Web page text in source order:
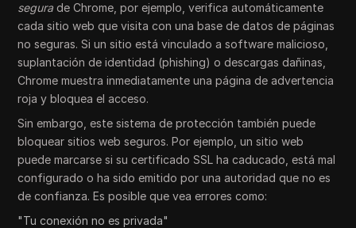
segura de Chrome, por ejemplo, verifica automáticamente
cada sitio web que visita con una base de datos de páginas
no seguras. Si un sitio está vinculado a software malicioso,
suplantación de identidad (phishing) o descargas dañinas,
Chrome muestra inmediatamente una página de advertencia
roja y bloquea el acceso.
Sin embargo, este sistema de protección también puede
bloquear sitios web seguros. Por ejemplo, un sitio web
puede marcarse si su certificado SSL ha caducado, está mal
configurado o ha sido emitido por una autoridad que no es
de confianza. Es posible que vea errores como:
"Tu conexión no es privada"